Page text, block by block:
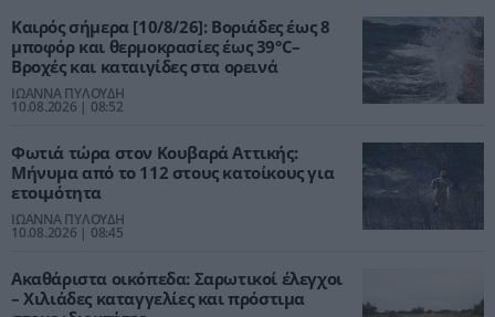
Καιρός σήμερα [10/8/26]: Βοριάδες έως 8
μποφόρ και θερμοκρασίες έως 39°C–
Βροχές και καταιγίδες στα ορεινά
ΙΩΑΝΝΑ ΠΥΛΟΥΔΗ
10.08.2026 | 08:52
Φωτιά τώρα στον Κουβαρά Αττικής:
Μήνυμα από το 112 στους κατοίκους για
ετοιμότητα
ΙΩΑΝΝΑ ΠΥΛΟΥΔΗ
10.08.2026 | 08:45
Ακαθάριστα οικόπεδα: Σαρωτικοί έλεγχοι
– Χιλιάδες καταγγελίες και πρόστιμα